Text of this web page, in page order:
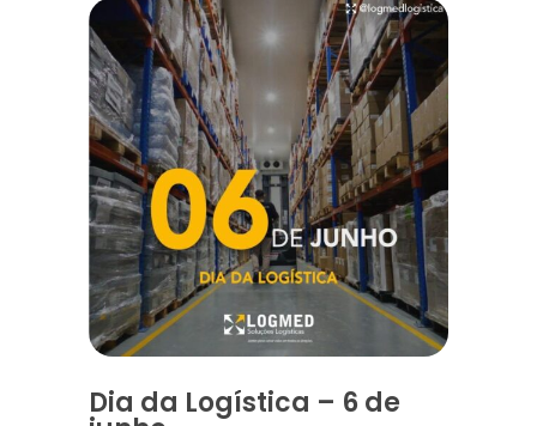
Dia da Logística – 6 de